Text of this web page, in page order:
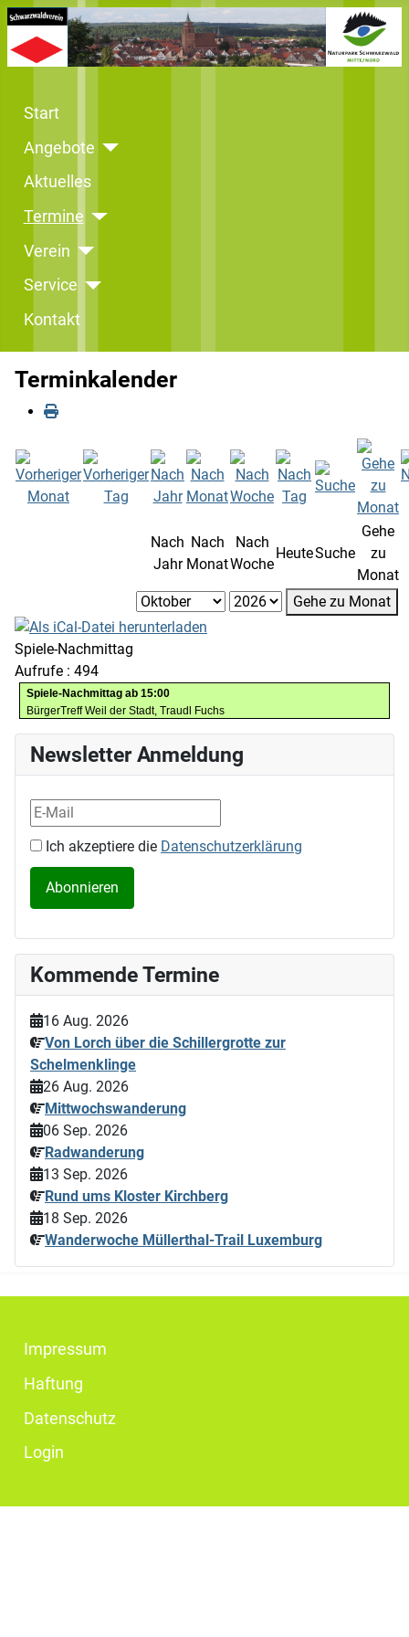
Start
Angebote
Aktuelles
Termine
Verein
Service
Kontakt
Terminkalender
Nach
Jahr
Nach
Monat
Nach
Woche
HeuteSuche
Gehe
zu
Monat
Gehe zu Monat
Spiele-Nachmittag
Aufrufe : 494
Spiele-Nachmittag ab 15:00
BürgerTreff Weil der Stadt, Traudl Fuchs
Newsletter Anmeldung
Ich akzeptiere die Datenschutzerklärung
Kommende Termine
16 Aug. 2026
Von Lorch über die Schillergrotte zur
Schelmenklinge
26 Aug. 2026
Mittwochswanderung
06 Sep. 2026
Radwanderung
13 Sep. 2026
Rund ums Kloster Kirchberg
18 Sep. 2026
Wanderwoche Müllerthal-Trail Luxemburg
Impressum
Haftung
Datenschutz
Login